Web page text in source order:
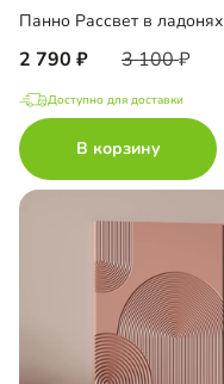
Панно Рассвет в ладонях
2 790 3 100
Доступно для доставки
В корзину